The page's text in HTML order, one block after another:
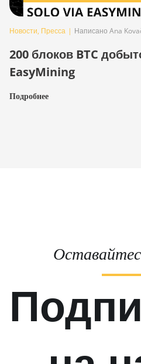
Новости, Пресса | Написано Ana
200 блоков BTC
EasyMining
Подробнее